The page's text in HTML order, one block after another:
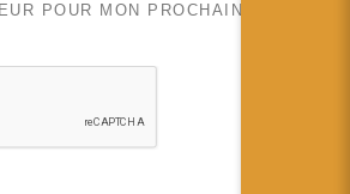
POUR MON PROCHAIN